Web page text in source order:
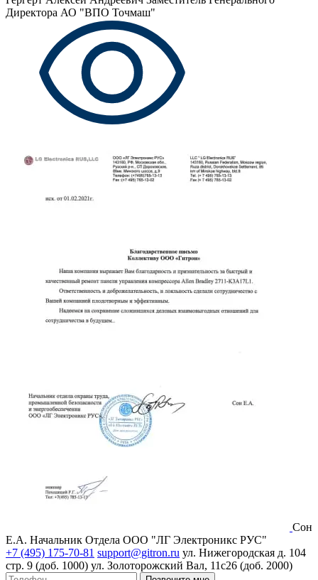
Директора АО "ВПО Точмаш"
Сон
Е.А. Начальник Отдела ООО "ЛГ Электроникс РУС"
+7 (495) 175-70-81 support@gitron.ru ул. Нижегородская д. 104
стр. 9 (доб. 1000) ул. Золоторожский Вал, 11с26 (доб. 2000)